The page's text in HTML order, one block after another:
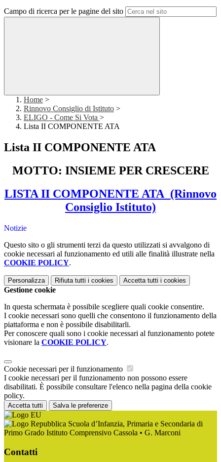
Campo di ricerca per le pagine del sito
Home >
Rinnovo Consiglio di Istituto >
ELIGO - Come Si Vota >
Lista II COMPONENTE ATA
Lista II COMPONENTE ATA
MOTTO: INSIEME PER CRESCERE
LISTA II COMPONENTE ATA (Rinnovo
Consiglio Istituto)
Notizie
Questo sito o gli strumenti terzi da questo utilizzati si avvalgono di
cookie necessari al funzionamento ed utili alle finalità illustrate nella
COOKIE POLICY.
Personalizza Rifiuta tutti i cookies Accetta tutti i cookies
Gestione cookie
In questa schermata è possibile scegliere quali cookie consentire.
I cookie necessari sono quelli che consentono il funzionamento della
piattaforma e non è possibile disabilitarli.
Per conoscere quali sono i cookie necessari al funzionamento potete
visionare la COOKIE POLICY.
Cookie necessari per il funzionamento
I cookie necessari per il funzionamento non possono essere
disabilitati. È possibile consultare l'elenco nella pagina della cookie
policy.
Accetta tutti Salva le preferenze
Scuola d’Infanzia, Primaria e Secondaria di
Primo Grado Istituto Comprensivo Cassola • G. Marconi
Contatti